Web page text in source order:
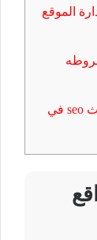
الموقع
أفضل شركة متخصصة تهيئة محركات البحث seo في